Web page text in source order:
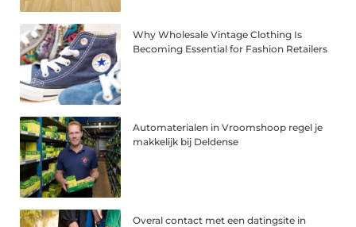
Why Wholesale Vintage Clothing Is
Becoming Essential for Fashion Retailers
Automaterialen in Vroomshoop regel je
makkelijk bij Deldense
Overal contact met een datingsite in